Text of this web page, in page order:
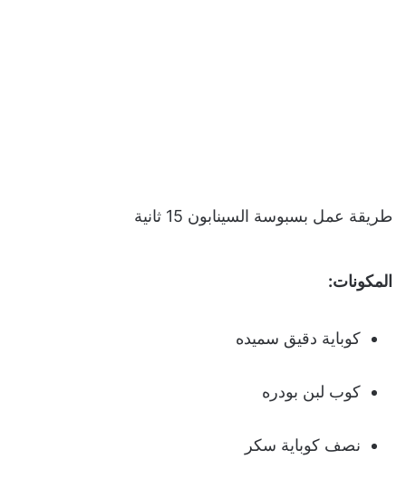
طريقة عمل بسبوسة السينابون 15 ثانية
المكونات:
كوباية دقيق سميده
كوب لبن بودره
نصف كوباية سكر